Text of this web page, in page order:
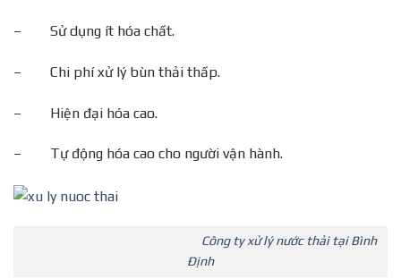
– Sử dụng ít hóa chất.
– Chi phí xử lý bùn thải thấp.
– Hiện đại hóa cao.
– Tự động hóa cao cho người vận hành.
Công ty xử lý nước thải tại Bình
Định